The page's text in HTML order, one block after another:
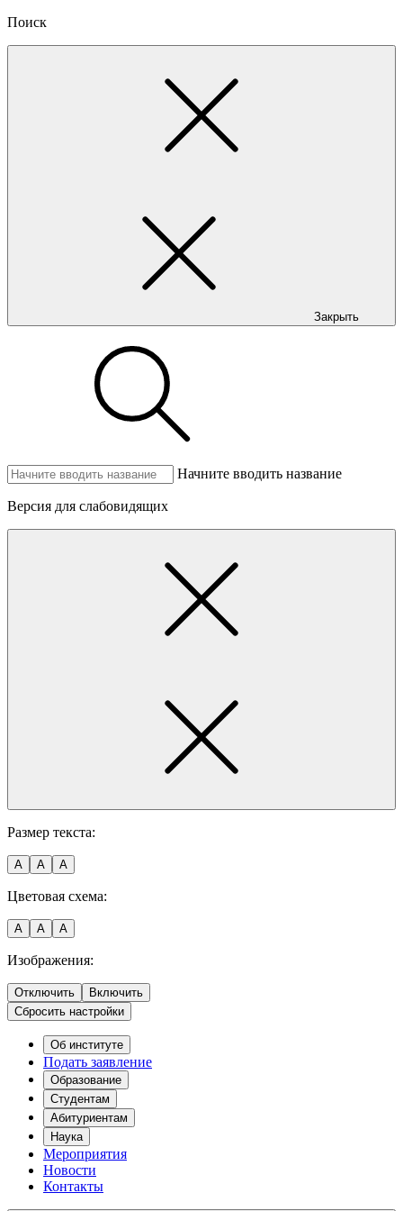
Поиск
Закрыть
Начните вводить название
Версия для слабовидящих
Размер текста:
A A A
Цветовая схема:
A A A
Изображения:
Отключить
Включить
Сбросить настройки
Об институте
Подать заявление
Образование
Студентам
Абитуриентам
Наука
Мероприятия
Новости
Контакты